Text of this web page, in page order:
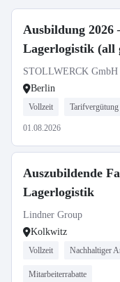
Ausbildung
Lagerlogistik (all
STOLLWERCK GmbH
Berlin
Vollzeit Tarifvergütung
01.08.2026
Auszubildende
Lagerlogistik
Lindner Group
Kolkwitz
Vollzeit Nachhaltiger
Mitarbeiterrabatte